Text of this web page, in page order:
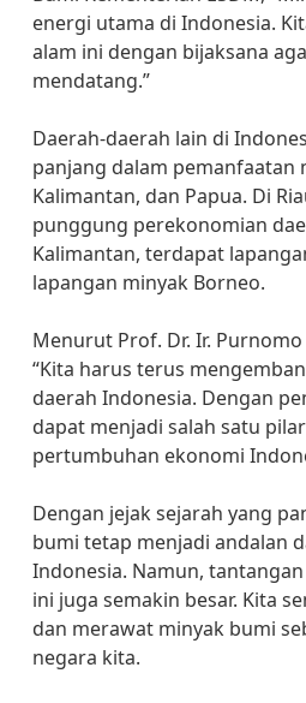
energi utama di Indonesia.
alam ini dengan bijaksana
mendatang.”
Daerah-daerah lain di
panjang dalam pemanfaatan
Kalimantan, dan Papua. Di
punggung perekonomian
Kalimantan, terdapat
lapangan minyak Borneo.
Menurut Prof. Dr. Ir.
“Kita harus terus
daerah Indonesia. Dengan
dapat menjadi salah satu
pertumbuhan ekonomi
Dengan jejak sejarah yang
bumi tetap menjadi andalan
Indonesia. Namun,
ini juga semakin besar. Kita
dan merawat minyak bumi
negara kita.